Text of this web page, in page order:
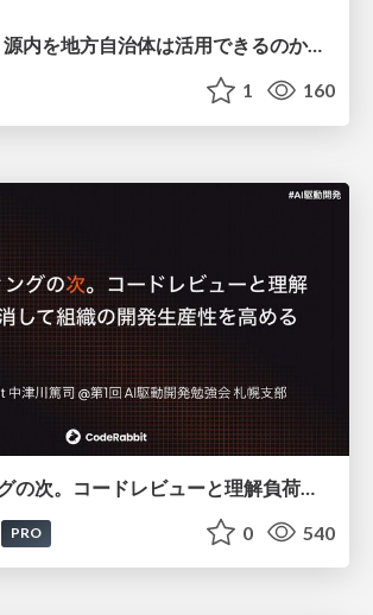
ガバメント AI 源内を地方自治体は活用できるのか 可能性と課題、期待について
1 160
PRO 0 540